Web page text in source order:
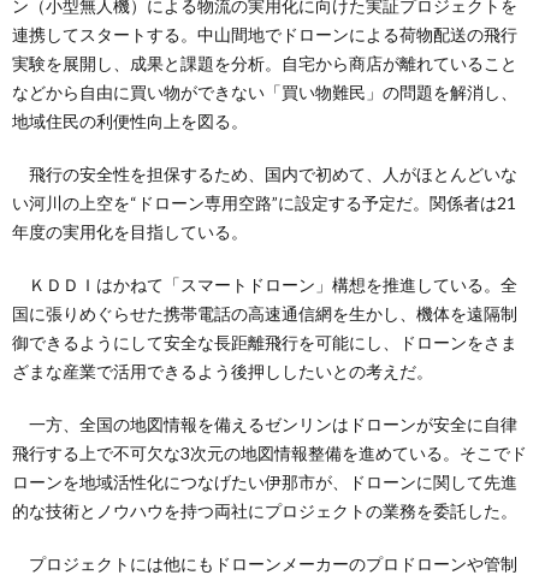
ン（小型無人機）による物流の実用化に向けた実証プロジェクトを
連携してスタートする。中山間地でドローンによる荷物配送の飛行
実験を展開し、成果と課題を分析。自宅から商店が離れていること
などから自由に買い物ができない「買い物難民」の問題を解消し、
地域住民の利便性向上を図る。
飛行の安全性を担保するため、国内で初めて、人がほとんどいな
い河川の上空を“ドローン専用空路”に設定する予定だ。関係者は21
年度の実用化を目指している。
ＫＤＤＩはかねて「スマートドローン」構想を推進している。全
国に張りめぐらせた携帯電話の高速通信網を生かし、機体を遠隔制
御できるようにして安全な長距離飛行を可能にし、ドローンをさま
ざまな産業で活用できるよう後押ししたいとの考えだ。
一方、全国の地図情報を備えるゼンリンはドローンが安全に自律
飛行する上で不可欠な3次元の地図情報整備を進めている。そこでド
ローンを地域活性化につなげたい伊那市が、ドローンに関して先進
的な技術とノウハウを持つ両社にプロジェクトの業務を委託した。
プロジェクトには他にもドローンメーカーのプロドローンや管制